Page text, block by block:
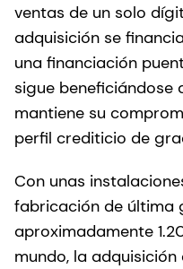
ventas de un solo
adquisición se
una financiación
sigue beneficiándose
mantiene su
perfil crediticio de
Con unas
fabricación de última
aproximadamente
mundo, la